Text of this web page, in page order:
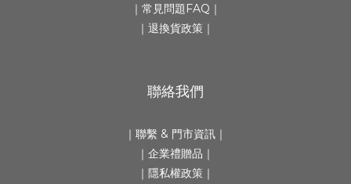
｜ 常見問題FAQ ｜
｜ 退換貨政策 ｜
聯絡我們
｜ 聯繫 & 門市資訊 ｜
｜ 企業禮贈品 ｜
｜隱私權政策｜